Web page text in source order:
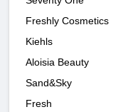
Freshly Cosmetics
Kiehls
Aloisia Beauty
Sand&Sky
Fresh